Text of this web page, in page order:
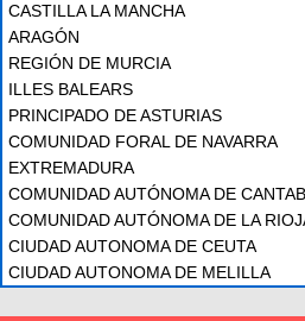
CASTILLA LA MANCHA
ARAGÓN
REGIÓN DE MURCIA
ILLES BALEARS
PRINCIPADO DE ASTURIAS
COMUNIDAD FORAL DE NAVARRA
EXTREMADURA
COMUNIDAD AUTÓNOMA DE
COMUNIDAD AUTÓNOMA DE LA
CIUDAD AUTONOMA DE CEUTA
CIUDAD AUTONOMA DE MELILLA